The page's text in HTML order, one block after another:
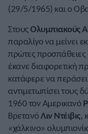
(29/5/1965) και ο
ΣτουςΟλυμπιακούς
παραλίγο να μείνει
πρώτες προσπάθειες
έκανε διαφορετική
κατάφερε να περάσει
αντιμετωπίσει τους
1960 τον Αμερικανό
ΒρετανόΛιν Ντέιβις,
«χάλκινο»